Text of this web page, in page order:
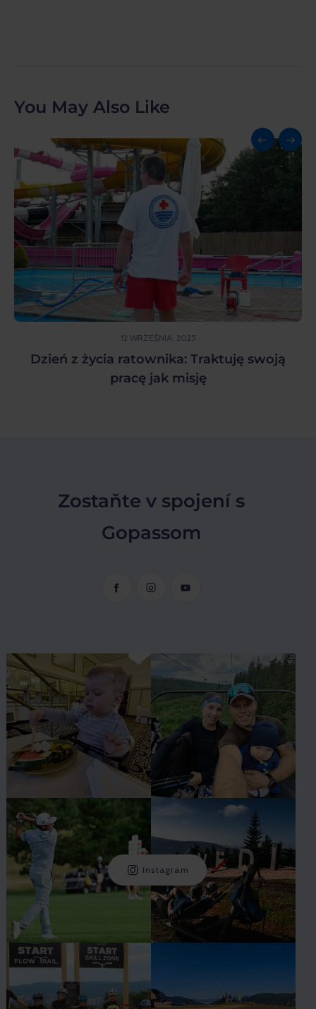
You May Also Like
12 WRZEŚNIA, 2025
Dzień z życia ratownika: Traktuję swoją
pracę jak misję
Zostaňte v spojení s
Gopassom
Instagram